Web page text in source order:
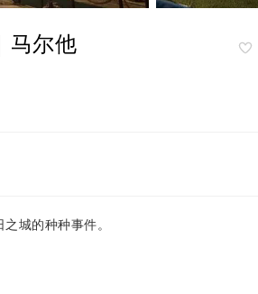
马尔他
城的种种事件。